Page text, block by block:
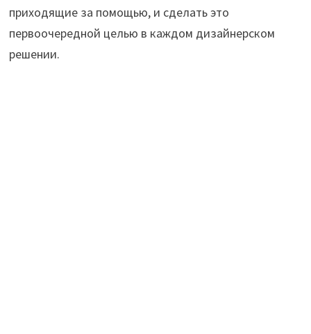
приходящие за помощью, и сделать это
первоочередной целью в каждом дизайнерском
решении.